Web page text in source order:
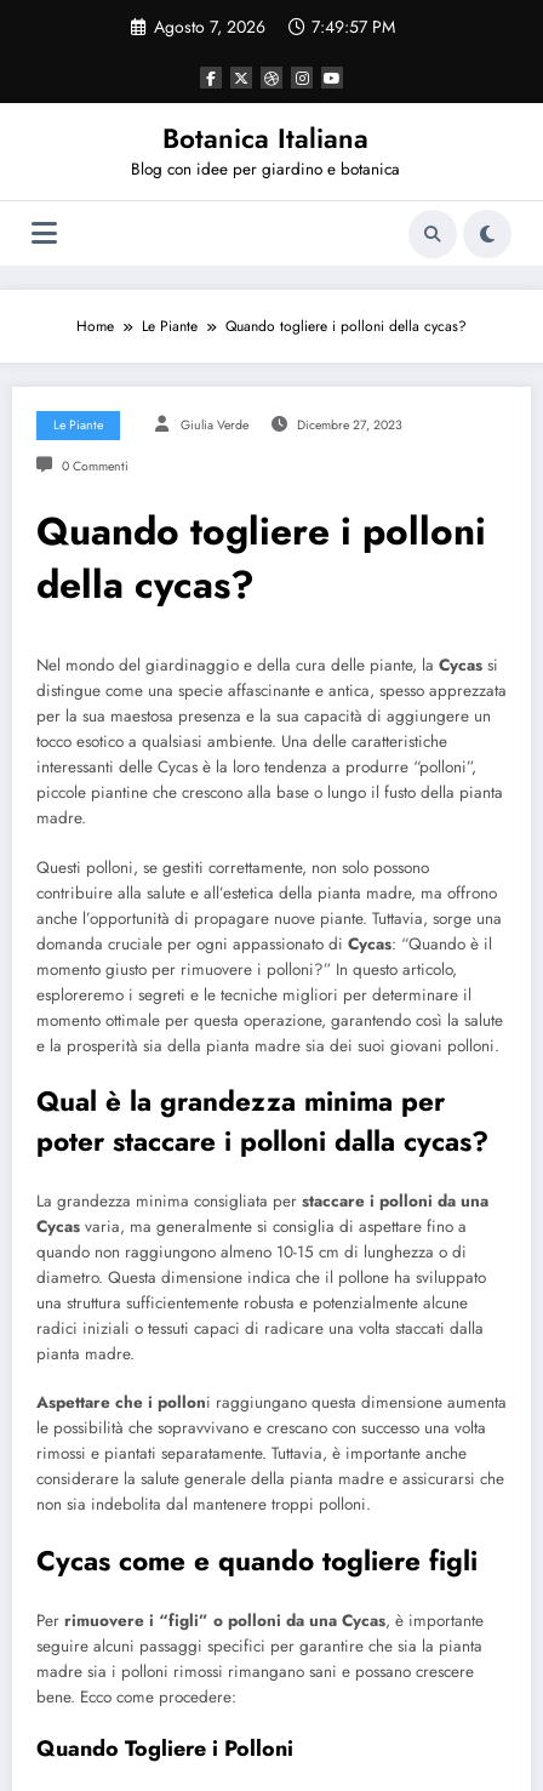
Agosto 7, 2026 7:49:58 PM
Botanica Italiana
Blog con idee per giardino e botanica
Home Le Piante Quando togliere i polloni della cycas?
Le Piante Giulia Verde Dicembre 27, 2023
0 Commenti
Quando togliere i polloni
della cycas?
Nel mondo del giardinaggio e della cura delle piante, la Cycas si
distingue come una specie affascinante e antica, spesso apprezzata
per la sua maestosa presenza e la sua capacità di aggiungere un
tocco esotico a qualsiasi ambiente. Una delle caratteristiche
interessanti delle Cycas è la loro tendenza a produrre “polloni”,
piccole piantine che crescono alla base o lungo il fusto della pianta
madre.
Questi polloni, se gestiti correttamente, non solo possono
contribuire alla salute e all’estetica della pianta madre, ma offrono
anche l’opportunità di propagare nuove piante. Tuttavia, sorge una
domanda cruciale per ogni appassionato di Cycas: “Quando è il
momento giusto per rimuovere i polloni?” In questo articolo,
esploreremo i segreti e le tecniche migliori per determinare il
momento ottimale per questa operazione, garantendo così la salute
e la prosperità sia della pianta madre sia dei suoi giovani polloni.
Qual è la grandezza minima per
poter staccare i polloni dalla cycas?
La grandezza minima consigliata per staccare i polloni da una
Cycas varia, ma generalmente si consiglia di aspettare fino a
quando non raggiungono almeno 10-15 cm di lunghezza o di
diametro. Questa dimensione indica che il pollone ha sviluppato
una struttura sufficientemente robusta e potenzialmente alcune
radici iniziali o tessuti capaci di radicare una volta staccati dalla
pianta madre.
Aspettare che i polloni raggiungano questa dimensione aumenta
le possibilità che sopravvivano e crescano con successo una volta
rimossi e piantati separatamente. Tuttavia, è importante anche
considerare la salute generale della pianta madre e assicurarsi che
non sia indebolita dal mantenere troppi polloni.
Cycas come e quando togliere figli
Per rimuovere i “figli” o polloni da una Cycas, è importante
seguire alcuni passaggi specifici per garantire che sia la pianta
madre sia i polloni rimossi rimangano sani e possano crescere
bene. Ecco come procedere:
Quando Togliere i Polloni